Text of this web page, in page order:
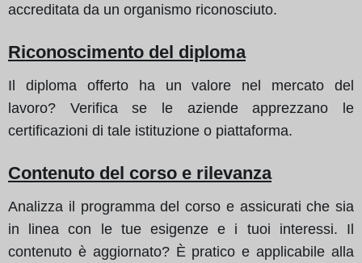
accreditata da un organismo riconosciuto.
Riconoscimento del diploma
Il diploma offerto ha un valore nel mercato del
lavoro? Verifica se le aziende apprezzano le
certificazioni di tale istituzione o piattaforma.
Contenuto del corso e rilevanza
Analizza il programma del corso e assicurati che sia
in linea con le tue esigenze e i tuoi interessi. Il
contenuto è aggiornato? È pratico e applicabile alla